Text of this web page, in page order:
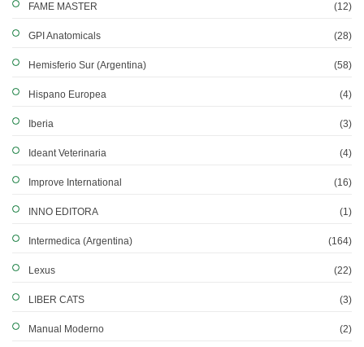
FAME MASTER (12)
GPI Anatomicals (28)
Hemisferio Sur (Argentina) (58)
Hispano Europea (4)
Iberia (3)
Ideant Veterinaria (4)
Improve International (16)
INNO EDITORA (1)
Intermedica (Argentina) (164)
Lexus (22)
LIBER CATS (3)
Manual Moderno (2)